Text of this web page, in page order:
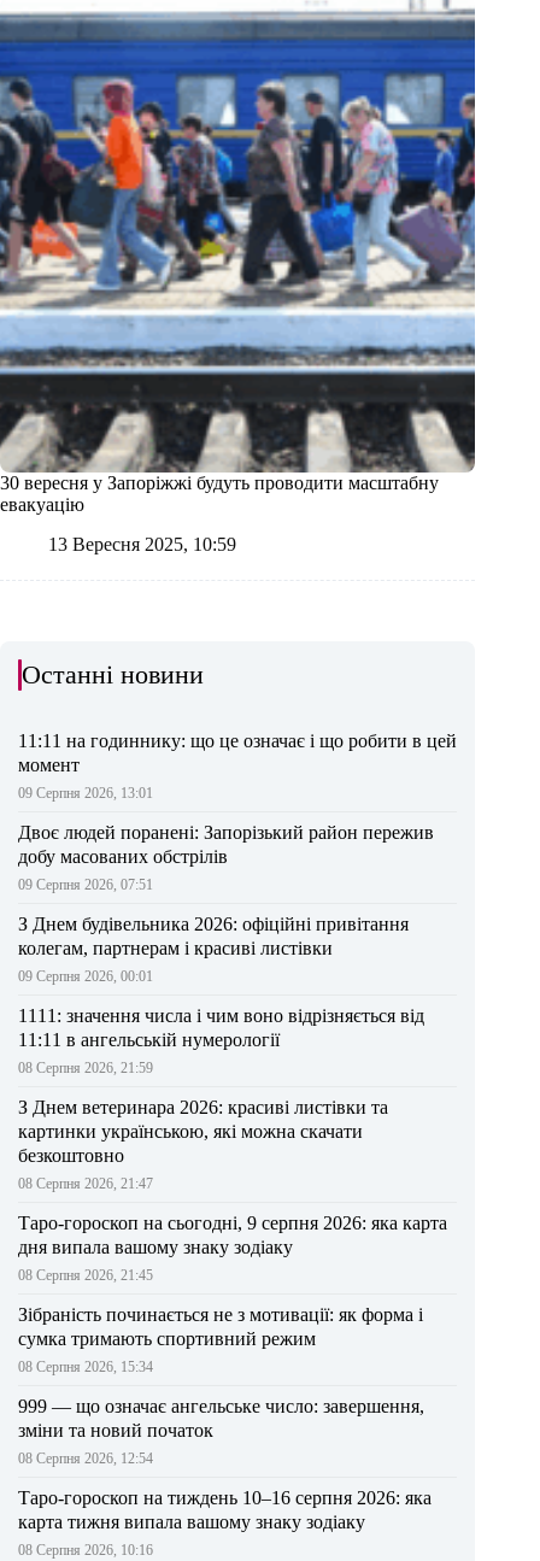
30 вересня у Запоріжжі будуть проводити масштабну
евакуацію
13 Вересня 2025, 10:59
Останні новини
11:11 на годиннику: що це означає і що робити в цей
момент
09 Серпня 2026, 13:01
Двоє людей поранені: Запорізький район пережив
добу масованих обстрілів
09 Серпня 2026, 07:51
З Днем будівельника 2026: офіційні привітання
колегам, партнерам і красиві листівки
09 Серпня 2026, 00:01
1111: значення числа і чим воно відрізняється від
11:11 в ангельській нумерології
08 Серпня 2026, 21:59
З Днем ветеринара 2026: красиві листівки та
картинки українською, які можна скачати
безкоштовно
08 Серпня 2026, 21:47
Таро-гороскоп на сьогодні, 9 серпня 2026: яка карта
дня випала вашому знаку зодіаку
08 Серпня 2026, 21:45
Зібраність починається не з мотивації: як форма і
сумка тримають спортивний режим
08 Серпня 2026, 15:34
999 — що означає ангельське число: завершення,
зміни та новий початок
08 Серпня 2026, 12:54
Таро-гороскоп на тиждень 10–16 серпня 2026: яка
карта тижня випала вашому знаку зодіаку
08 Серпня 2026, 10:16